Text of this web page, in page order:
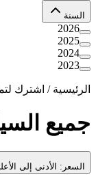
السنة
2026
2025
2024
2023
الرئيسية / اشترك
جميع
السعر: الأدنى إلى